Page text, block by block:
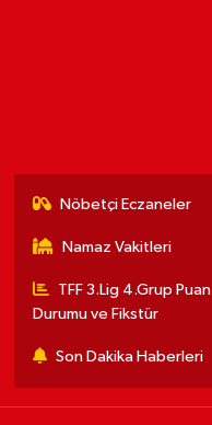
Nöbetçi Eczaneler
Namaz Vakitleri
TFF 3.Lig 4.Grup Puan
Durumu ve Fikstür
Son Dakika Haberleri